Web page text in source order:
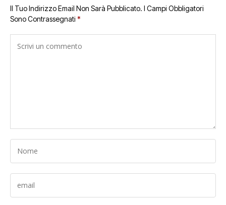
Il Tuo Indirizzo Email Non Sarà Pubblicato. I Campi Obbligatori
Sono Contrassegnati *